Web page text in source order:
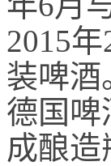
2015
装啤酒
德国啤
成酿造